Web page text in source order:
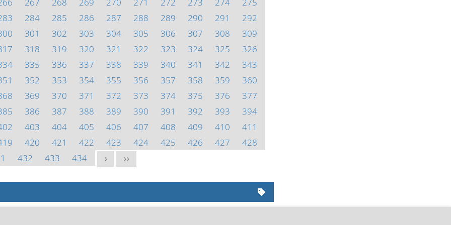
284 285 286 287 288 289 290 291
292
301 302 303 304 305 306 307 308
309
318 319 320 321 322 323 324 325
326
335 336 337 338 339 340 341 342
343
352 353 354 355 356 357 358 359
360
369 370 371 372 373 374 375 376
377
386 387 388 389 390 391 392 393
394
403 404 405 406 407 408 409 410
411
420 421 422 423 424 425 426 427
428
432 433 434 > >>